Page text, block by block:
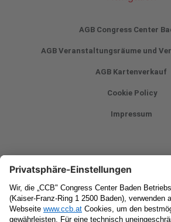
AGB Congress Center
AGB Veranstaltungsräume und
AGB Kartenverkauf
Cookie Policy
Impressum
Newsletter
Vorname